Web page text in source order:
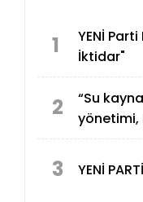
1
YENİ
İktidar"
2
“Su
yönetimi,
3 YENİ